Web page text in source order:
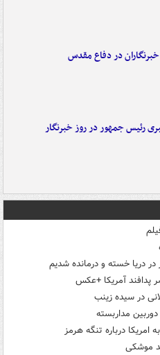
در دفاع مقدس
رئیس جمهور در روز خبرنگار
در سیده زینب
درباره تنگه هرمز
موشکی